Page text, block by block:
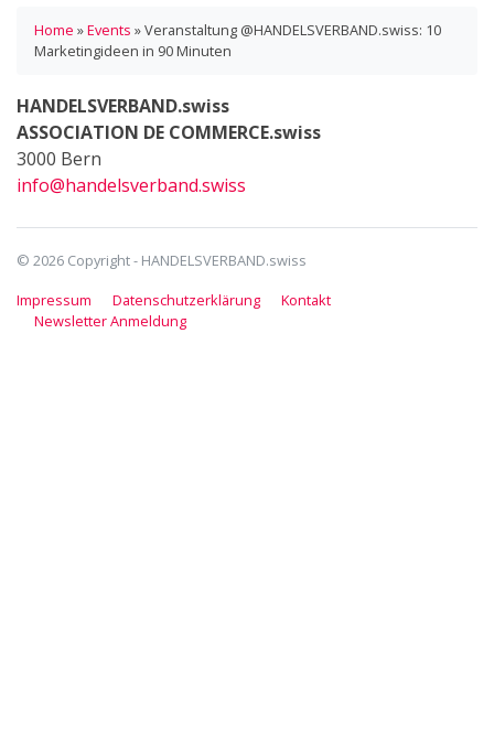
Home »Events »Veranstaltung @HANDELSVERBAND.swiss: 10
Marketingideen in 90 Minuten
HANDELSVERBAND.swiss
ASSOCIATION DE COMMERCE.swiss
3000 Bern
info@handelsverband.swiss
© 2026 Copyright - HANDELSVERBAND.swiss
Impressum
Datenschutzerklärung
Kontakt
Newsletter Anmeldung